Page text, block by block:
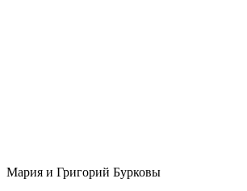
Мария и Григорий Бурковы